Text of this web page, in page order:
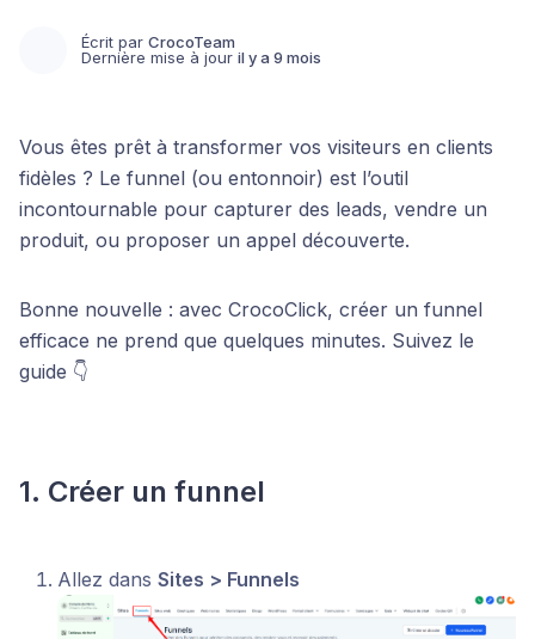
Écrit par CrocoTeam
Dernière mise à jour il y a 9 mois
Vous êtes prêt à transformer vos visiteurs en clients
fidèles ? Le funnel (ou entonnoir) est l’outil
incontournable pour capturer des leads, vendre un
produit, ou proposer un appel découverte.
Bonne nouvelle : avec CrocoClick, créer un funnel
efficace ne prend que quelques minutes. Suivez le
guide 👇
1. Créer un funnel
Allez dans Sites > Funnels